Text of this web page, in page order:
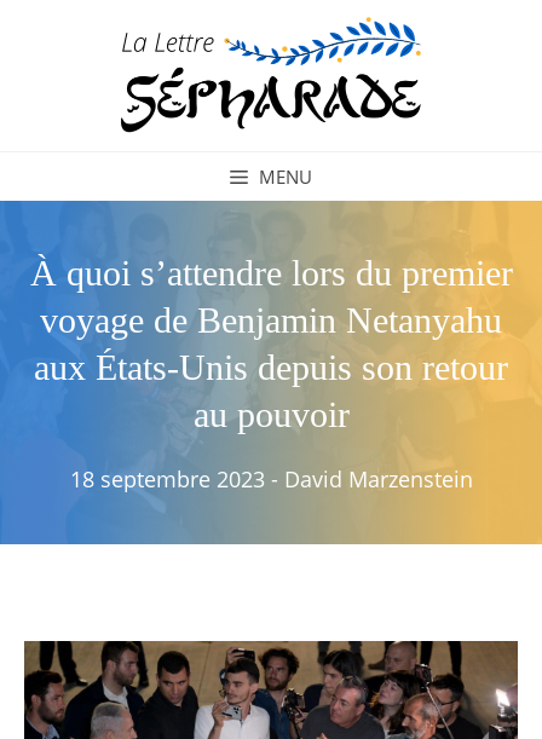
MENU
À quoi s’attendre lors du premier
voyage de Benjamin Netanyahu
aux États-Unis depuis son retour
au pouvoir
18 septembre 2023 - David Marzenstein